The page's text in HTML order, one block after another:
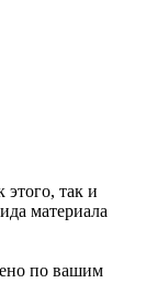
этого, так и
материала
по вашим